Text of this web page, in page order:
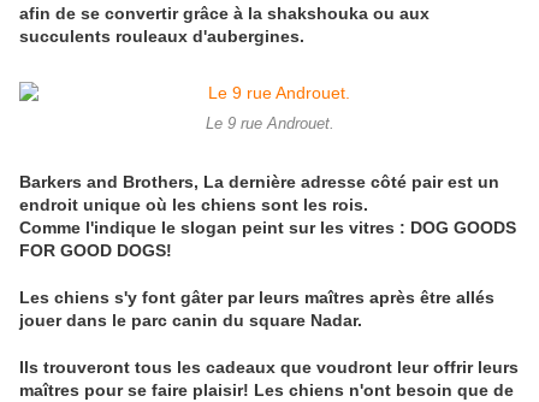
afin de se convertir grâce à la shakshouka ou aux
succulents rouleaux d'aubergines.
Le 9 rue Androuet.
Barkers and Brothers, La dernière adresse côté pair est un
endroit unique où les chiens sont les rois.
Comme l'indique le slogan peint sur les vitres : DOG GOODS
FOR GOOD DOGS!
Les chiens s'y font gâter par leurs maîtres après être allés
jouer dans le parc canin du square Nadar.
Ils trouveront tous les cadeaux que voudront leur offrir leurs
maîtres pour se faire plaisir! Les chiens n'ont besoin que de